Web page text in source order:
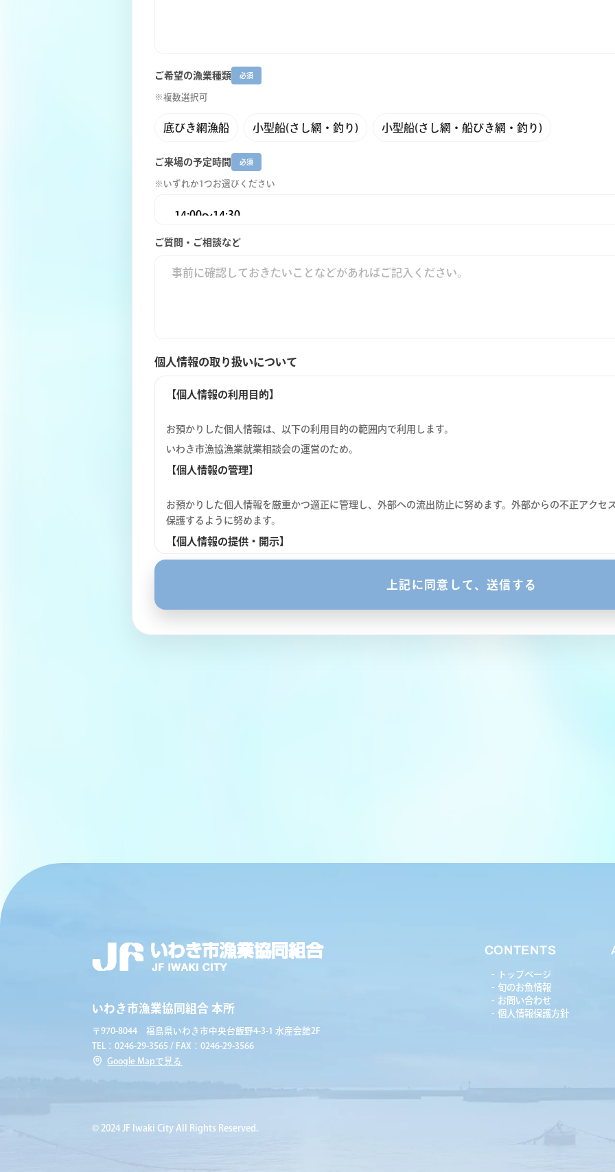
ご希望の漁業種類 必須
※複数選択可
底びき網漁船 小型船(さし網・釣り) 小型船(さし網・船びき網・釣り)
ご来場の予定時間 必須
※いずれか1つお選びください
ご質問・ご相談など
個人情報の取り扱いについて
【個人情報の利用目的】
お預かりした個人情報は、以下の利用目的の範囲内で利用します。
いわき市漁協漁業就業相談会の運営のため。
【個人情報の管理】
お預かりした個人情報を厳重かつ適正に管理し、外部への流出防止に努めます。外部からの不正アクセ
保護するように努めます。
【個人情報の提供・開示】
・人の生命、身体または財産の保護のために必要がある場合であって、本人の同意を得ることが困難で
いわき市漁業協同組合 本所
〒970-8044 福島県いわき市中央台飯野4-3-1 水産会館2F
TEL：0246-29-3565 / FAX：0246-29-3566
Google Mapで見る
CONTENTS
トップページ
旬のお魚情報
お問い合わせ
個人情報保護方針
© 2024 JF Iwaki City All Rights Reserved.